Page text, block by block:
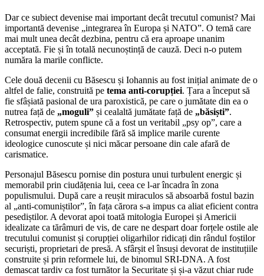
Dar ce subiect devenise mai important decât trecutul comunist? Mai
importantă devenise „integrarea în Europa și NATO”. O temă care
mai mult unea decât dezbina, pentru că era aproape unanim
acceptată. Fie și în totală necunoștință de cauză. Deci n-o putem
număra la marile conflicte.
Cele două decenii cu Băsescu și Iohannis au fost inițial animate de o
altfel de falie, construită pe tema anti-corupției. Țara a început să
fie sfâșiată pasional de ura paroxistică, pe care o jumătate din ea o
nutrea față de „moguli” și cealaltă jumătate față de „băsiști”.
Retrospectiv, putem spune că a fost un veritabil „psy op”, care a
consumat energii incredibile fără să implice marile curente
ideologice cunoscute și nici măcar persoane din cale afară de
carismatice.
Personajul Băsescu pornise din postura unui turbulent energic și
memorabil prin ciudățenia lui, ceea ce l-ar încadra în zona
populismului. După care a reușit miraculos să absoarbă fostul bazin
al „anti-comuniștilor”, în fața cărora s-a impus ca aliat eficient contra
pesediștilor. A devorat apoi toată mitologia Europei și Americii
idealizate ca tărâmuri de vis, de care ne despart doar forțele ostile ale
trecutului comunist și corupției oligarhilor ridicați din rândul foștilor
securiști, proprietari de presă. A sfârșit el însuși devorat de instituțiile
construite și prin reformele lui, de binomul SRI-DNA. A fost
demascat tardiv ca fost turnător la Securitate și și-a văzut chiar rude